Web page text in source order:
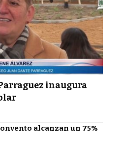
inaugura
alcanzan un 75%